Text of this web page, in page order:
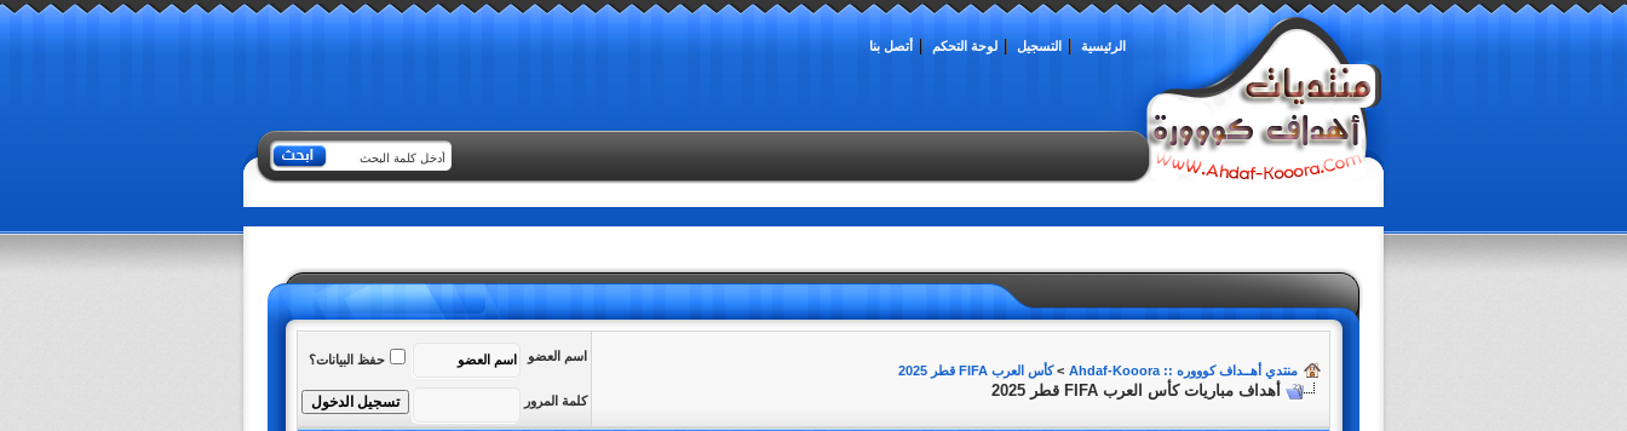
الرئيسية التسجيل لوحة التحكم أتصل بنا
منتدي أهــداف كوووره :: Ahdaf-Kooora >كأس العرب FIFA قطر 2025
أهداف مباريات كأس العرب FIFA قطر 2025
اسم العضو حفظ البيانات؟
كلمة المرور